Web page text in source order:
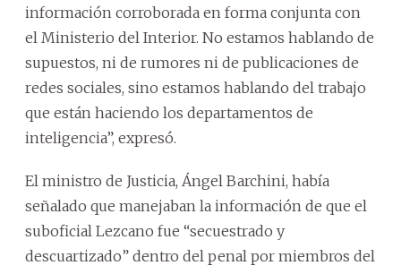
información corroborada en forma conjunta con
el Ministerio del Interior. No estamos hablando de
supuestos, ni de rumores ni de publicaciones de
redes sociales, sino estamos hablando del trabajo
que están haciendo los departamentos de
inteligencia”, expresó.
El ministro de Justicia, Ángel Barchini, había
señalado que manejaban la información de que el
suboficial Lezcano fue “secuestrado y
descuartizado” dentro del penal por miembros del